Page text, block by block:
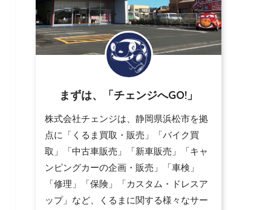
まずは、「チェンジへGO!」
株式会社チェンジは、静岡県浜松市を拠
点に「くるま買取・販売」「バイク買
取」「中古車販売」「新車販売」「キャ
ンピングカーの企画・販売」「車検」
「修理」「保険」「カスタム・ドレスア
ップ」など、くるまに関する様々なサー